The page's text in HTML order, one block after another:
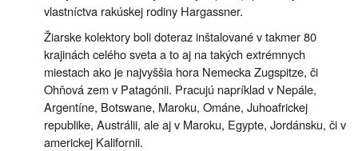
vlastníctva rakúskej rodiny Hargassner.
Žiarske kolektory boli doteraz inštalované v takmer 80
krajinách celého sveta a to aj na takých extrémnych
miestach ako je najvyššia hora Nemecka Zugspitze, či
Ohňová zem v Patagónii. Pracujú napríklad v Nepále,
Argentíne, Botswane, Maroku, Ománe, Juhoafrickej
republike, Austrálii, ale aj v Maroku, Egypte, Jordánsku, či v
americkej Kalifornii.